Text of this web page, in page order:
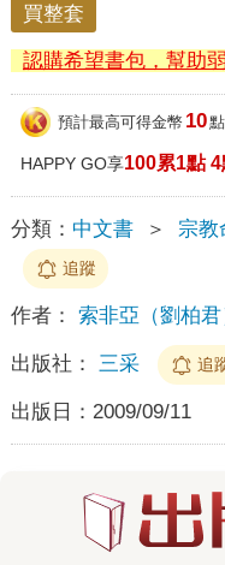
買整套
認購希望書包，幫助
預計最高可得金幣 10點
HAPPY GO享100累1點
分類： 中文書 ＞ 宗教
追蹤
作者： 索非亞（劉柏君
出版社： 三采 追
出版日： 2009/09/11